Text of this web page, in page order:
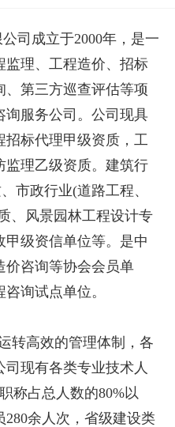
司成立于2000年，是一
监理、工程造价、招标
第三方巡查评估等项
询服务公司。公司现具
标代理甲级资质，工
监理乙级资质。建筑行
市政行业(道路工程、
、风景园林工程设计专
级资信单位等。是中
价咨询等协会会员单
询试点单位。
高效的管理体制，各
现有各类专业技术人
称占总人数的80%以
280余人次，省级建设类